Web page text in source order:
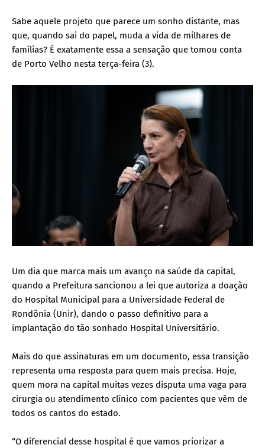
Sabe aquele projeto que parece um sonho distante, mas
que, quando sai do papel, muda a vida de milhares de
famílias? É exatamente essa a sensação que tomou conta
de Porto Velho nesta terça-feira (3).
Um dia que marca mais um avanço na saúde da capital,
quando a Prefeitura sancionou a lei que autoriza a doação
do Hospital Municipal para a Universidade Federal de
Rondônia (Unir), dando o passo definitivo para a
implantação do tão sonhado Hospital Universitário.
Mais do que assinaturas em um documento, essa transição
representa uma resposta para quem mais precisa. Hoje,
quem mora na capital muitas vezes disputa uma vaga para
cirurgia ou atendimento clínico com pacientes que vêm de
todos os cantos do estado.
“O diferencial desse hospital é que vamos priorizar a